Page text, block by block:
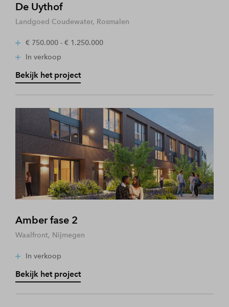
De Uythof
Landgoed Coudewater, Rosmalen
€ 750.000 - € 1.250.000
In verkoop
Bekijk het project
Amber fase 2
Waalfront, Nijmegen
In verkoop
Bekijk het project